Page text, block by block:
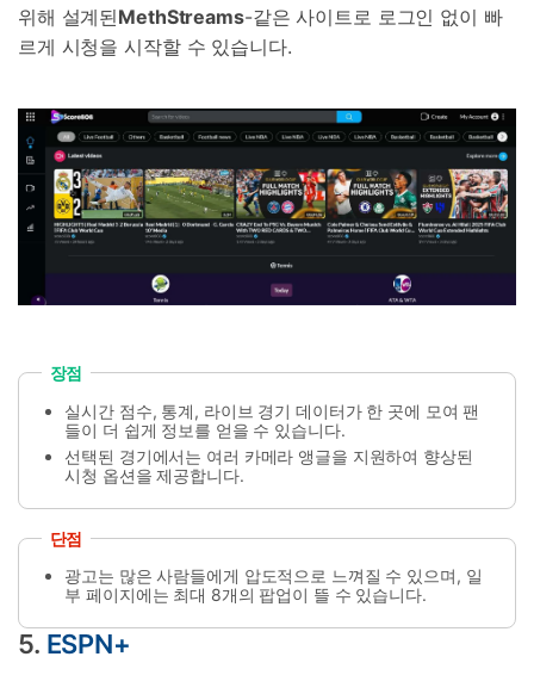
위해 설계된MethStreams-같은 사이트로 로그인 없이 빠
르게 시청을 시작할 수 있습니다.
장점
실시간 점수, 통계, 라이브 경기 데이터가 한 곳에 모여 팬
들이 더 쉽게 정보를 얻을 수 있습니다.
선택된 경기에서는 여러 카메라 앵글을 지원하여 향상된
시청 옵션을 제공합니다.
단점
광고는 많은 사람들에게 압도적으로 느껴질 수 있으며, 일
부 페이지에는 최대 8개의 팝업이 뜰 수 있습니다.
5. ESPN+